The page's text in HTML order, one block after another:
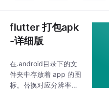
口，使得开发者能够在
跨平台的基础上充分利
flutter 打包apk
-详细版
在.android目录下的文
件夹中存放着 app 的图
标。替换对应分辨率文